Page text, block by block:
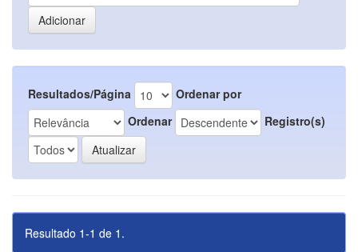
Resultados/Página
Ordenar por
Ordenar
Registro(s)
Resultado 1-1 de 1.